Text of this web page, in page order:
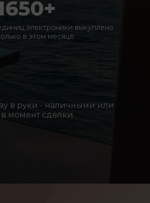
электроники выкуплено
в этом месяце
в руки - наличными или
момент сделки